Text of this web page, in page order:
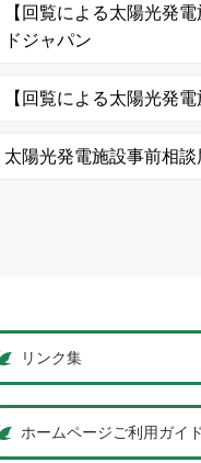
【回覧による太陽光発
ドジャパン
【回覧による太陽光発
太陽光発電施設事前相談
リンク集
ホームページご利用ガイ